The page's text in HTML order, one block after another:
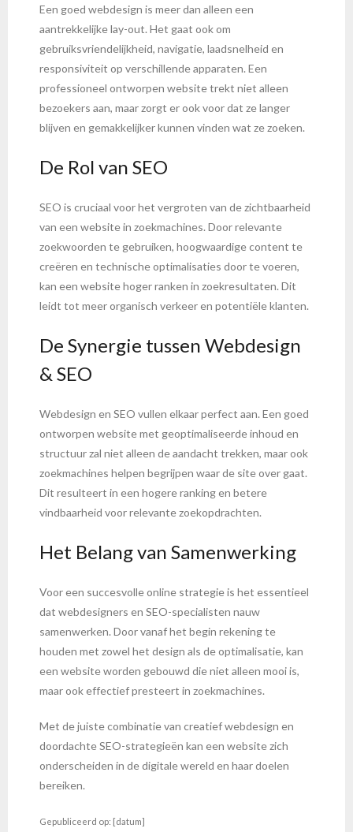
Een goed webdesign is meer dan alleen een
aantrekkelijke lay-out. Het gaat ook om
gebruiksvriendelijkheid, navigatie, laadsnelheid en
responsiviteit op verschillende apparaten. Een
professioneel ontworpen website trekt niet alleen
bezoekers aan, maar zorgt er ook voor dat ze langer
blijven en gemakkelijker kunnen vinden wat ze zoeken.
De Rol van SEO
SEO is cruciaal voor het vergroten van de zichtbaarheid
van een website in zoekmachines. Door relevante
zoekwoorden te gebruiken, hoogwaardige content te
creëren en technische optimalisaties door te voeren,
kan een website hoger ranken in zoekresultaten. Dit
leidt tot meer organisch verkeer en potentiële klanten.
De Synergie tussen Webdesign
& SEO
Webdesign en SEO vullen elkaar perfect aan. Een goed
ontworpen website met geoptimaliseerde inhoud en
structuur zal niet alleen de aandacht trekken, maar ook
zoekmachines helpen begrijpen waar de site over gaat.
Dit resulteert in een hogere ranking en betere
vindbaarheid voor relevante zoekopdrachten.
Het Belang van Samenwerking
Voor een succesvolle online strategie is het essentieel
dat webdesigners en SEO-specialisten nauw
samenwerken. Door vanaf het begin rekening te
houden met zowel het design als de optimalisatie, kan
een website worden gebouwd die niet alleen mooi is,
maar ook effectief presteert in zoekmachines.
Met de juiste combinatie van creatief webdesign en
doordachte SEO-strategieën kan een website zich
onderscheiden in de digitale wereld en haar doelen
bereiken.
Gepubliceerd op: [datum]